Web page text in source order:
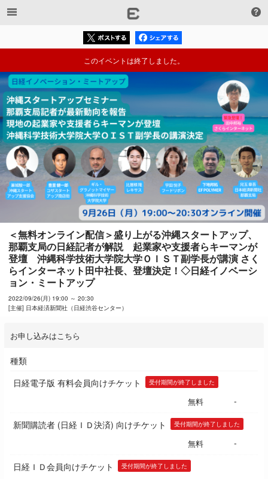
このイベントは終了しました。
＜無料オンライン配信＞盛り上がる沖縄スタートアップ、
那覇支局の日経記者が解説　起業家や支援者らキーマンが
登壇　沖縄科学技術大学院大学ＯＩＳＴ副学長が講演 さく
らインターネット田中社長、登壇決定！◇日経イノベーシ
ョン・ミートアップ
2022/09/26(月) 19:00 ～ 20:30
[主催] 日本経済新聞社（日経渋谷センター）
お申し込みはこちら
種類
日経電子版 有料会員向けチケット
受付期間が終了しました
無料 -
新聞購読者 (日経ＩＤ決済) 向けチケット 受付期間が終了しました
無料 -
日経ＩＤ会員向けチケット 受付期間が終了しました